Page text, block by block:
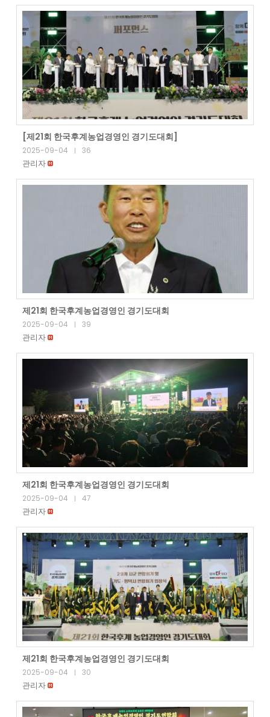
[제21회 한국후계농업경영인 경기도대회]
2025-09-04 | 36
관리자
제21회 한국후계농업경영인 경기도대회
2025-09-04 | 39
관리자
제21회 한국후계농업경영인 경기도대회
2025-09-04 | 47
관리자
제21회 한국후계농업경영인 경기도대회
2025-09-04 | 30
관리자